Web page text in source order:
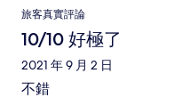
旅客真實評論
10/10 好極了
2021 年 9 月 2 日
不錯